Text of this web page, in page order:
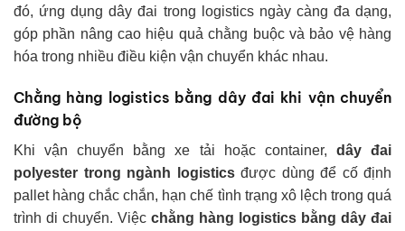
đó, ứng dụng dây đai trong logistics ngày càng đa dạng,
góp phần nâng cao hiệu quả chằng buộc và bảo vệ hàng
hóa trong nhiều điều kiện vận chuyển khác nhau.
Chằng hàng logistics bằng dây đai khi vận chuyển
đường bộ
Khi vận chuyển bằng xe tải hoặc container, dây đai
polyester trong ngành logisticsđược dùng để cố định
pallet hàng chắc chắn, hạn chế tình trạng xô lệch trong quá
trình di chuyển. Việc chằng hàng logistics bằng dây đai